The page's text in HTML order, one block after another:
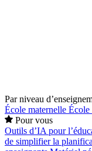
Par niveau
École maternelle École
Pour vous
Outils d’IA pour
de simplifier la